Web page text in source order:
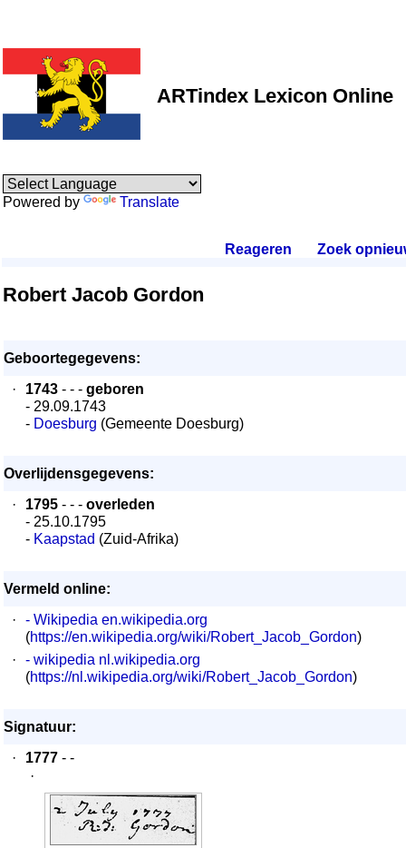
ARTindex Lexicon Online
Powered by Translate
Reageren Zoek
Robert Jacob Gordon
Geboortegegevens:
·
1743 - - - geboren
- 29.09.1743
- Doesburg (Gemeente Doesburg)
Overlijdensgegevens:
·
1795 - - - overleden
- 25.10.1795
- Kaapstad (Zuid-Afrika)
Vermeld online:
·
- Wikipedia en.wikipedia.org
(https://en.wikipedia.org/wiki/Robert_Jacob_Gordon)
·
- wikipedia nl.wikipedia.org
(https://nl.wikipedia.org/wiki/Robert_Jacob_Gordon)
Signatuur:
·
1777 - -
·